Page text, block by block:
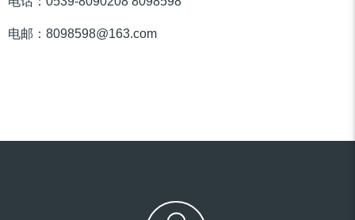
电邮：8098598@163.com